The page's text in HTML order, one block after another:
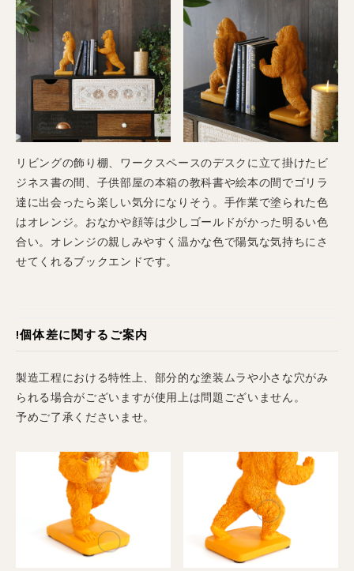
リビングの飾り棚、ワークスペースのデスクに立て掛けたビ
ジネス書の間、子供部屋の本箱の教科書や絵本の間でゴリラ
達に出会ったら楽しい気分になりそう。手作業で塗られた色
はオレンジ。おなかや顔等は少しゴールドがかった明るい色
合い。オレンジの親しみやすく温かな色で陽気な気持ちにさ
せてくれるブックエンドです。
!個体差に関するご案内
製造工程における特性上、部分的な塗装ムラや小さな穴がみ
られる場合がございますが使用上は問題ございません。
予めご了承くださいませ。